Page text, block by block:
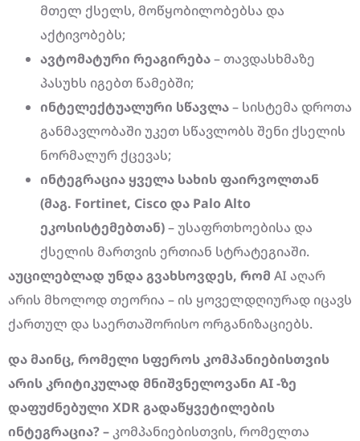
მთელ ქსელს, მოწყობილობებსა და
აქტივობებს;
ავტომატური რეაგირება– თავდასხმაზე
პასუხს იგებთ წამებში;
ინტელექტუალური სწავლა– სისტემა დროთა
განმავლობაში უკეთ სწავლობს შენი ქსელის
ნორმალურ ქცევას;
ინტეგრაცია ყველა სახის ფაირვოლთან
(მაგ. Fortinet, Cisco და Palo Alto
ეკოსისტემებთან)– უსაფრთხოებისა და
ქსელის მართვის ერთიან სტრატეგიაში.
აუცილებლად უნდა გვახსოვდეს, რომ AI აღარ
არის მხოლოდ თეორია – ის ყოველდღიურად იცავს
ქართულ და საერთაშორისო ორგანიზაციებს.
და მაინც, რომელი სფეროს კომპანიებისთვის
არის კრიტიკულად მნიშვნელოვანი AI -ზე
დაფუძნებული XDR გადაწყვეტილების
ინტეგრაცია? –კომპანიებისთვის, რომელთა